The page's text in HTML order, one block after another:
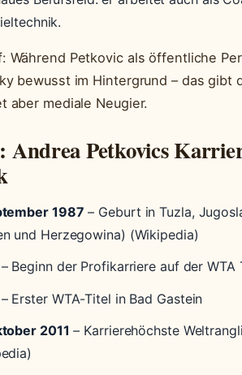
Während Petkovic als öffentliche
bewusst im Hintergrund – das gibt
aber mediale Neugier.
Andrea Petkovics
1987 – Geburt in Tuzla,
und Herzegowina) (Wikipedia)
– Beginn der Profikarriere auf der WTA
– Erster WTA-Titel in Bad Gastein
2011 – Karrierehöchste